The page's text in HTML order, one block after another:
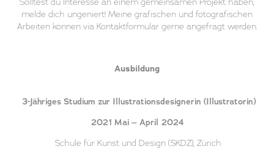
melde dich ungeniert! Meine grafischen und fotografischen
Arbeiten können via Kontaktformular gerne angefragt werden.
Ausbildung
3-Jähriges Studium zur Illustrationsdesignerin (Illustratorin)
2021 Mai – April 2024
Schule für Kunst und Design (SKDZ), Zürich